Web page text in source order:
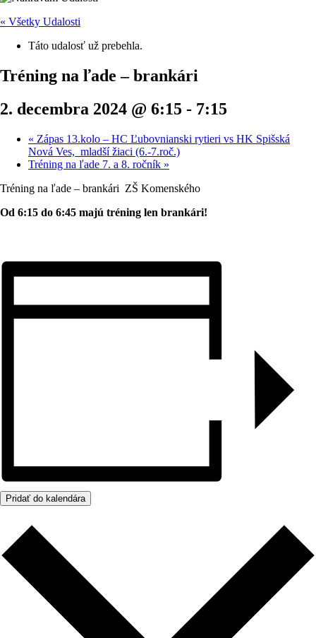
« Všetky Udalosti
Táto udalosť už prebehla.
Tréning na ľade – brankári
2. decembra 2024 @ 6:15 - 7:15
« Zápas 13.kolo – HC Ľubovnianski rytieri vs HK Spišská
Nová Ves, mladší žiaci (6.-7.roč.)
Tréning na ľade 7. a 8. ročník »
Tréning na ľade – brankári ZŠ Komenského
Od 6:15 do 6:45 majú tréning len brankári!
Pridať do kalendára